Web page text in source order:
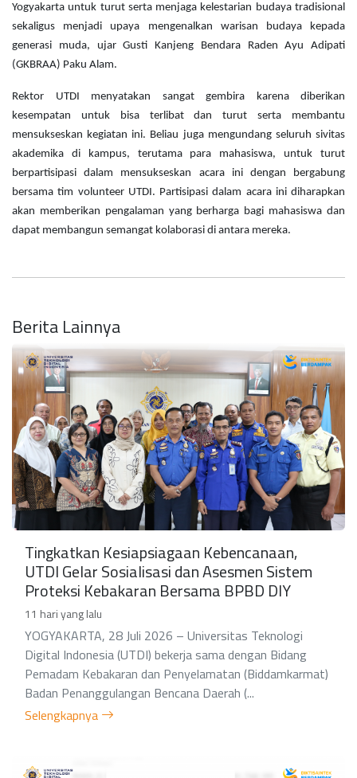
Yogyakarta untuk turut serta menjaga kelestarian budaya tradisional
sekaligus menjadi upaya mengenalkan warisan budaya kepada
generasi muda, ujar Gusti Kanjeng Bendara Raden Ayu Adipati
(GKBRAA) Paku Alam.
Rektor UTDI menyatakan sangat gembira karena diberikan
kesempatan untuk bisa terlibat dan turut serta membantu
mensukseskan kegiatan ini. Beliau juga mengundang seluruh sivitas
akademika di kampus, terutama para mahasiswa, untuk turut
berpartisipasi dalam mensukseskan acara ini dengan bergabung
bersama tim volunteer UTDI. Partisipasi dalam acara ini diharapkan
akan memberikan pengalaman yang berharga bagi mahasiswa dan
dapat membangun semangat kolaborasi di antara mereka.
Berita Lainnya
Tingkatkan Kesiapsiagaan Kebencanaan,
UTDI Gelar Sosialisasi dan Asesmen Sistem
Proteksi Kebakaran Bersama BPBD DIY
11 hari yang lalu
YOGYAKARTA, 28 Juli 2026 – Universitas Teknologi
Digital Indonesia (UTDI) bekerja sama dengan Bidang
Pemadam Kebakaran dan Penyelamatan (Biddamkarmat)
Badan Penanggulangan Bencana Daerah (...
Selengkapnya